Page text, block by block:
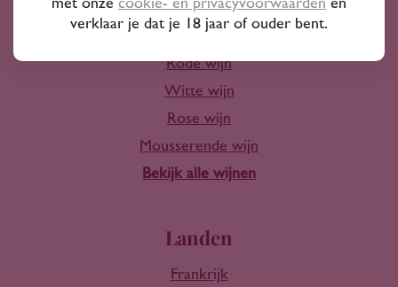
Wijn
Rode wijn
Witte wijn
Rose wijn
Mousserende wijn
Bekijk alle wijnen
Landen
Frankrijk
met onze cookie- en privacyvoorwaarden en
verklaar je dat je 18 jaar of ouder bent.